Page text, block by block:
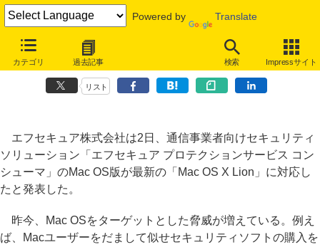
Powered by Translate
カテゴリ 過去記事 検索 Impressサイト
エフセキュア、ISP向けセキュリティサービスを「Mac OS X Lion」に
対応
リスト
エフセキュア株式会社は2日、通信事業者向けセキュリティ
ソリューション「エフセキュア プロテクションサービス コン
シューマ」のMac OS版が最新の「Mac OS X Lion」に対応し
たと発表した。
昨今、Mac OSをターゲットとした脅威が増えている。例え
ば、Macユーザーをだまして似せセキュリティソフトの購入を